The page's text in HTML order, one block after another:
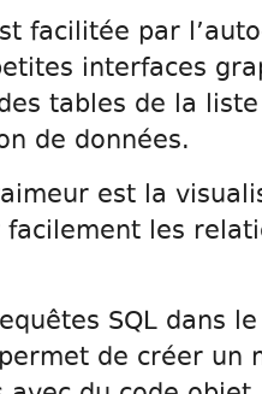
facilitée par
interfaces
tables de la
de données.
est la
les
SQL dans
de créer un